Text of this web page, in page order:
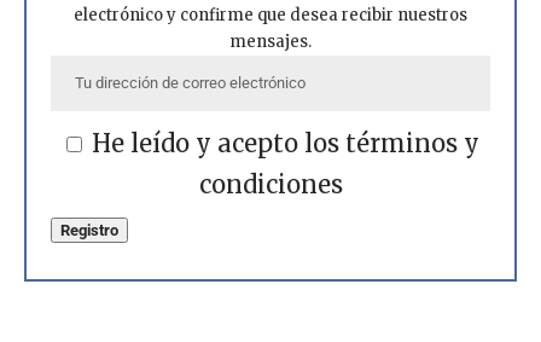
electrónico y confirme que desea recibir nuestros
mensajes.
He leído y acepto los términos y
condiciones